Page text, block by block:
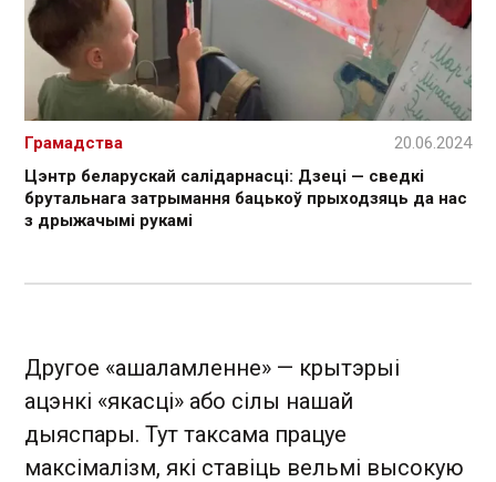
Цэнтр беларускай салідарнасці: Дзеці — сведкі
брутальнага затрымання бацькоў прыходзяць да нас
з дрыжачымі рукамі
Грамадства 20.06.2024
Другое «ашаламленне» — крытэрыі
ацэнкі «якасці» або сілы нашай
дыяспары. Тут таксама працуе
максімалізм, які ставіць вельмі высокую